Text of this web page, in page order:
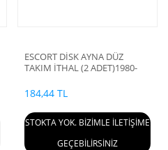
ESCORT DİSK AYNA DÜZ
TAKIM İTHAL (2 ADET)1980-
184,44 TL
STOKTA YOK. BİZİMLE İLETİŞİME
GEÇEBİLİRSİNİZ